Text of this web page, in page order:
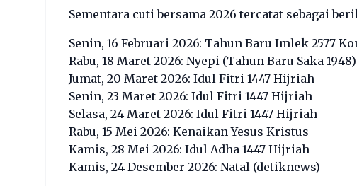
Sementara cuti bersama 2026 tercatat sebagai
Senin, 16 Februari 2026: Tahun Baru Imlek 2577
Rabu, 18 Maret 2026: Nyepi (Tahun Baru Saka 1948)
Jumat, 20 Maret 2026: Idul Fitri 1447 Hijriah
Senin, 23 Maret 2026: Idul Fitri 1447 Hijriah
Selasa, 24 Maret 2026: Idul Fitri 1447 Hijriah
Rabu, 15 Mei 2026: Kenaikan Yesus Kristus
Kamis, 28 Mei 2026: Idul Adha 1447 Hijriah
Kamis, 24 Desember 2026: Natal (detiknews)